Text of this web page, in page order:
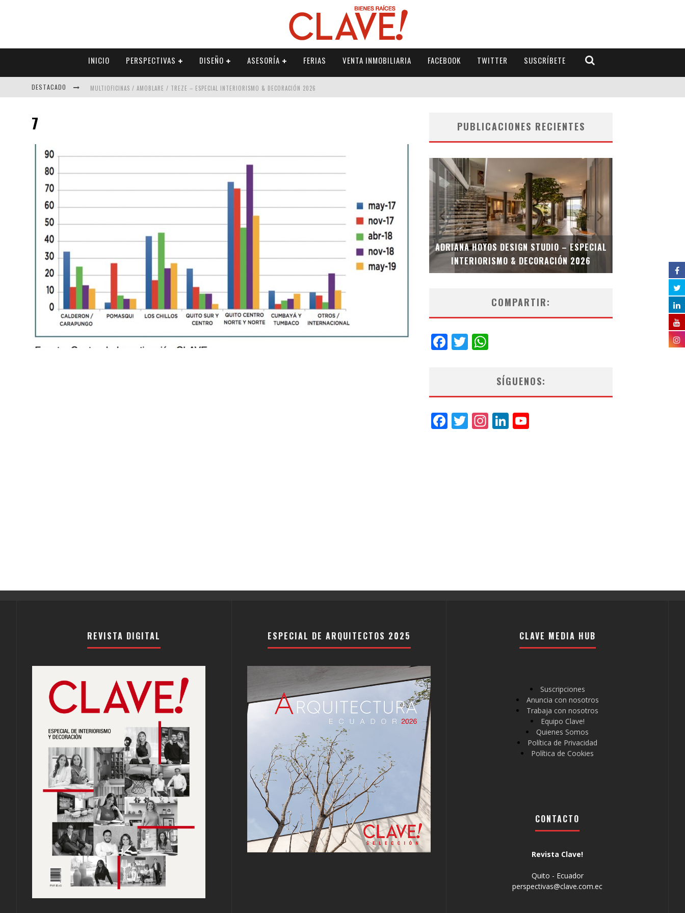
INICIO PERSPECTIVAS DISEÑO ASESORÍA FERIAS VENTA INMOBILIARIA FACEBOOK TWITTER SUSCRÍBETE
DESTACADO MULTIOFICINAS / AMOBLARE / TREZE – ESPECIAL INTERIORISMO & DECORACIÓN 2026
7 PUBLICACIONES RECIENTES
MUBB DESIGN STUDIO – ESPECIAL
INTERIORISMO & DECORACIÓN 2026
ADRIANA HOYOS DESIGN STUDIO – ESPECIAL
INTERIORISMO & DECORACIÓN 2026
COMPARTIR:
Facebook
Twitter
SÍGUENOS:
Facebook
Twitter
Instagram
LinkedIn
REVISTA DIGITAL ESPECIAL DE ARQUITECTOS 2025 CLAVE MEDIA HUB
Suscripciones
Anuncia con nosotros
Trabaja con nosotros
Equipo Clave!
Quienes Somos
Política de Privacidad
Política de Cookies
CONTACTO
Revista Clave!
Quito - Ecuador
perspectivas@clave.com.ec